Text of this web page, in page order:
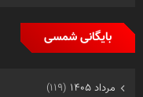
بایگانی شمسی
مرداد ۱۴۰۵
(۱۱۹)